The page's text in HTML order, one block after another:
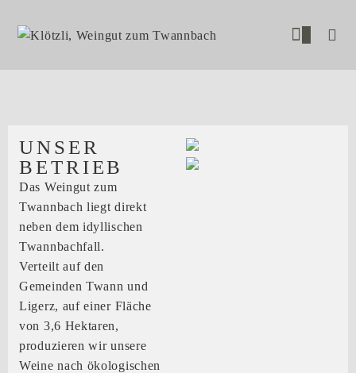
UNSER
BETRIEB
Das Weingut zum
Twannbach liegt direkt
neben dem idyllischen
Twannbachfall.
Verteilt auf den
Gemeinden Twann und
Ligerz, auf einer Fläche
von 3,6 Hektaren,
produzieren wir unsere
Weine nach ökologischen